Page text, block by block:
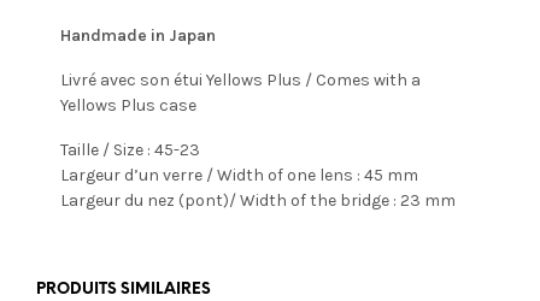
Handmade in Japan
Livré avec son étui Yellows Plus / Comes with a
Yellows Plus case
Taille / Size : 45-23
Largeur d’un verre / Width of one lens : 45 mm
Largeur du nez (pont)/ Width of the bridge : 23 mm
PRODUITS SIMILAIRES